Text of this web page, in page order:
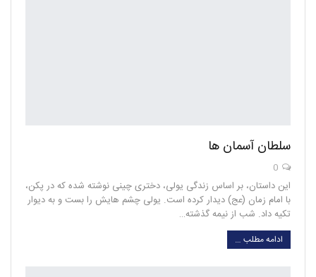
سلطان آسمان ها
این داستان، بر اساس زندگی یولی، دختری چینی نوشته شده که در پکن،
با امام زمان (عج) دیدار کرده است. یولی چشم هایش را بست و به دیوار
تکیه داد. شب از نیمه گذشته…
ادامه مطلب …